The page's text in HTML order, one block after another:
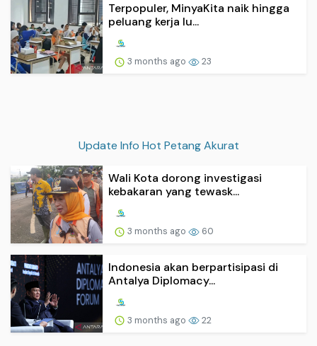
Terpopuler, MinyaKita naik hingga
peluang kerja lu...
3 months ago 23
Update Info Hot Petang Akurat
Wali Kota dorong investigasi
kebakaran yang tewask...
3 months ago 60
Indonesia akan berpartisipasi di
Antalya Diplomacy...
3 months ago 22